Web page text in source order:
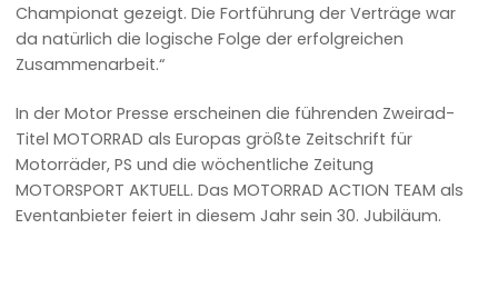
Championat gezeigt. Die Fortführung der Verträge war
da natürlich die logische Folge der erfolgreichen
Zusammenarbeit.“
In der Motor Presse erscheinen die führenden Zweirad-
Titel MOTORRAD als Europas größte Zeitschrift für
Motorräder, PS und die wöchentliche Zeitung
MOTORSPORT AKTUELL. Das MOTORRAD ACTION TEAM als
Eventanbieter feiert in diesem Jahr sein 30. Jubiläum.